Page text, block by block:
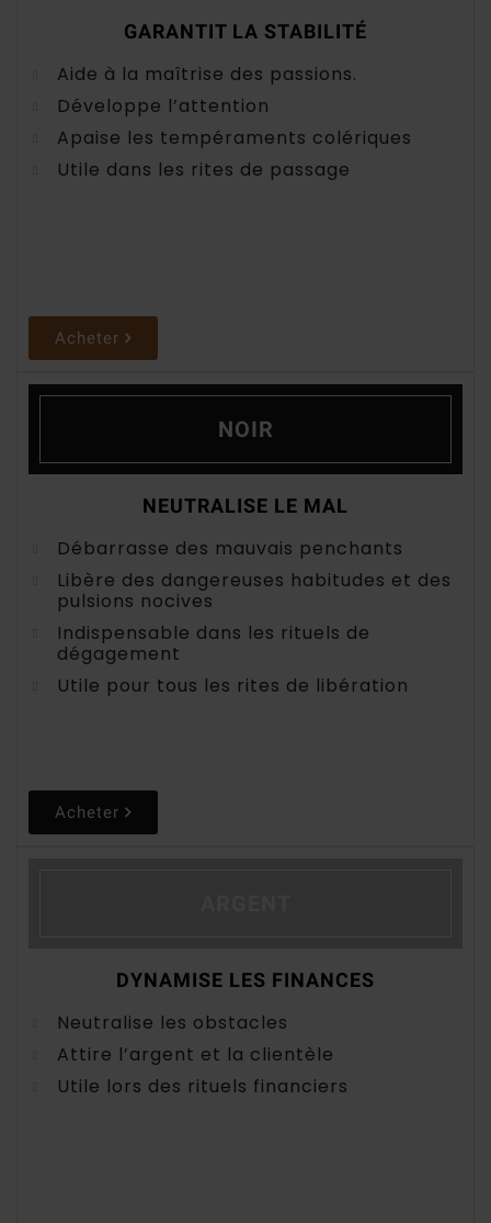
GARANTIT LA STABILITÉ
Aide à la maîtrise des passions.
Développe l’attention
Apaise les tempéraments colériques
Utile dans les rites de passage
Acheter
NOIR
NEUTRALISE LE MAL
Débarrasse des mauvais penchants
Libère des dangereuses habitudes et des
pulsions nocives
Indispensable dans les rituels de
dégagement
Utile pour tous les rites de libération
Acheter
DYNAMISE LES FINANCES
Neutralise les obstacles
Attire l’argent et la clientèle
Utile lors des rituels financiers